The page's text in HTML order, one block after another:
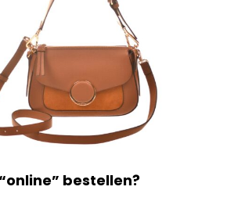
bestellen?